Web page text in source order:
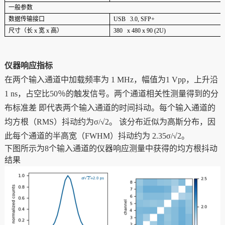
一般参数
数据传输接口
USB 3.0, SFP+
尺寸（长 x 宽 x 高）
380 x 480 x 90 (2U)
仪器响应指标
在两个输入通道中加载频率为 1 MHz，幅值为1 Vpp，上升沿
1 ns，占空比50％的触发信号。两个通道相关性测量得到的分
布标准差 即代表两个输入通道的时间抖动。每个输入通道的
均方根（RMS）抖动约为σ/√2。 该分布近似为高斯分布，因
此每个通道的半高宽（FWHM）抖动约为 2.35σ/√2。
下图所示为8个输入通道的仪器响应测量中获得的均方根抖动
结果